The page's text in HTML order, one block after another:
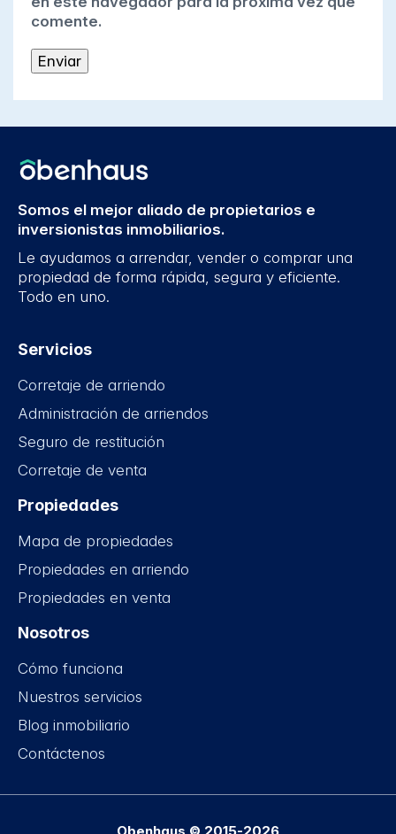
comente.
Somos el mejor aliado de propietarios e
inversionistas inmobiliarios.
Le ayudamos a arrendar, vender o comprar una
propiedad de forma rápida, segura y eficiente.
Todo en uno.
Servicios
Corretaje de arriendo
Administración de arriendos
Seguro de restitución
Corretaje de venta
Propiedades
Mapa de propiedades
Propiedades en arriendo
Propiedades en venta
Nosotros
Cómo funciona
Nuestros servicios
Blog inmobiliario
Contáctenos
Obenhaus © 2015-2026